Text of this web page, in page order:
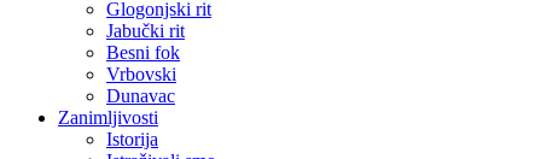
Glogonjski rit
Jabučki rit
Besni fok
Vrbovski
Dunavac
Zanimljivosti
Istorija